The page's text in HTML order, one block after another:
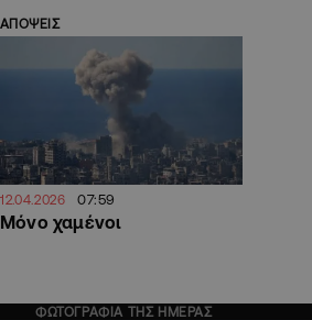
ΑΠΟΨΕΙΣ
12.04.2026 07:59
Μόνο χαμένοι
ΦΩΤΟΓΡΑΦΙΑ ΤΗΣ ΗΜΕΡΑΣ